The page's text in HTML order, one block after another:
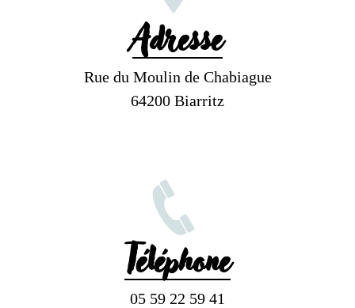
Adresse
Rue du Moulin de Chabiague
64200 Biarritz
Téléphone
05 59 22 59 41